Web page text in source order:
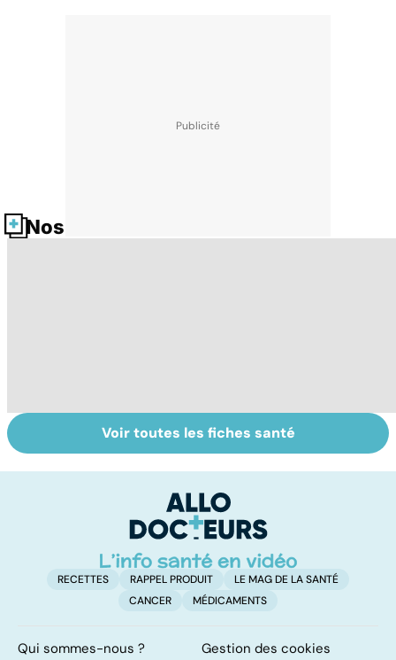
Nos fiches santé
Tout savoir sur
les infections
Inflammation des
amygdales : que
d'angine ?
Voir toutes les fiches santé
RECETTES RAPPEL PRODUIT
LE MAG DE LA SANTÉ
CANCER
MÉDICAMENTS
Qui sommes-nous ? Gestion des cookies